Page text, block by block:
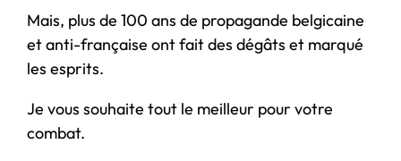
Mais, plus de 100 ans de propagande belgicaine
et anti-française ont fait des dégâts et marqué
les esprits.
Je vous souhaite tout le meilleur pour votre
combat.